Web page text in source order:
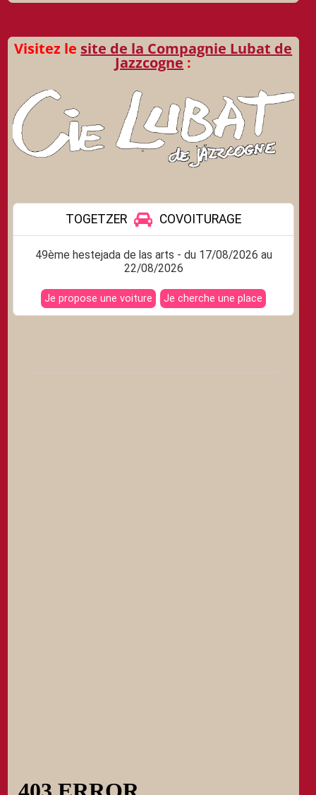
Visitez le site de la Compagnie Lubat de
Jazzcogne :